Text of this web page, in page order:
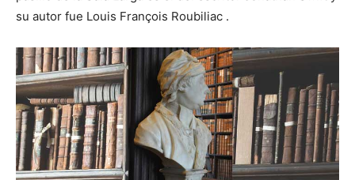
su autor fue Louis François Roubiliac .